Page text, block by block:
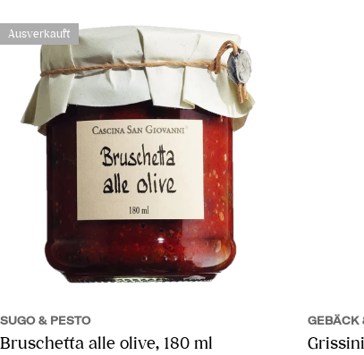
Ausverkauft
SUGO & PESTO
Bruschetta alle olive, 180 ml
GEBÄCK